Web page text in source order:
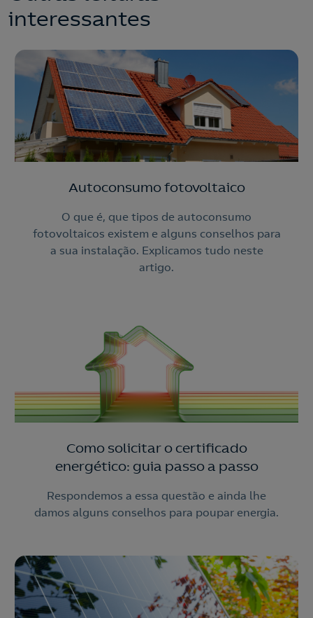
interessantes
Autoconsumo fotovoltaico
O que é, que tipos de autoconsumo
fotovoltaicos existem e alguns conselhos para
a sua instalação. Explicamos tudo neste
artigo.
Como solicitar o certificado
energético: guia passo a passo
Respondemos a essa questão e ainda lhe
damos alguns conselhos para poupar energia.